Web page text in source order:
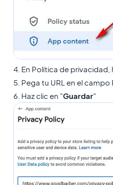
4. En Política de privacidad,
5. Pega tu URL en el
6. Haz clic en "Guardar"